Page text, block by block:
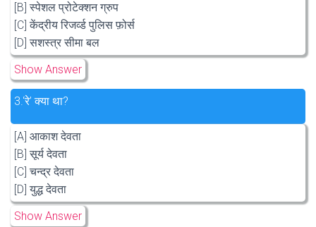
[B] स्पेशल प्रोटेक्शन ग्रुप
[C] केंद्रीय रिजर्व्ड पुलिस फ़ोर्स
[D] सशस्त्र सीमा बल
Show Answer
3.‘रे’ क्या था?
[A] आकाश देवता
[B] सूर्य देवता
[C] चन्द्र देवता
[D] युद्ध देवता
Show Answer